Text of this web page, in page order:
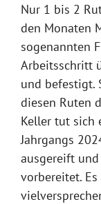
Nur 1 bis 2
den Monaten
sogenannten
Arbeitsschritt
und befestigt.
diesen Ruten
Keller tut sich
Jahrgangs
ausgereift
vorbereitet.